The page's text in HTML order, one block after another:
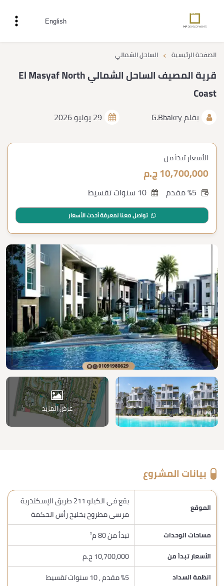
English
الصفحة الرئيسية › الساحل الشمالي
قرية المصيف الساحل الشمالي El Masyaf North
Coast
بقلمG.Bbakry 29 يوليو 2026
الأسعار تبدأ من
10,700,000 ج.م
10 سنوات تقسيط
تواصل معنا لمعرفة أحدث الأسعار
عرض المزيد
بيانات المشروع
الموقع
يقع في الكيلو 211 طريق الإسكندرية
مرسى مطروح بخليج رأس الحكمة
مساحات الوحدات تبدأ من 80 م²
الأسعار تبدأ من 10,700,000 ج.م
انظمة السداد %5 مقدم , 10 سنوات تقسيط